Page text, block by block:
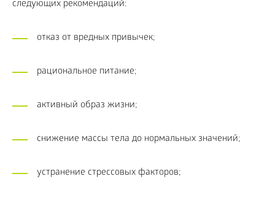
следующих рекомендаций:
отказ от вредных привычек;
рациональное питание;
активный образ жизни;
снижение массы тела до нормальных значений;
устранение стрессовых факторов;